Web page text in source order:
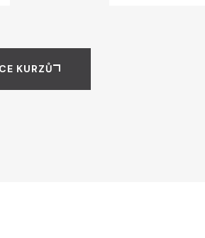
KURZŮ